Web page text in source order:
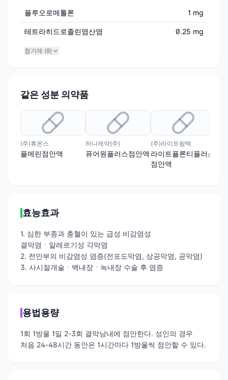
플루오로메톨론 1 mg
테트라히드로졸린염산염 0.25 mg
첨가제 (8)
같은 성분 의약품
(주)휴온스
플메린점안액
하나제약(주)
퓨어원플러스점안액
(주)라이트팜텍
라이트플론티플러스
점안액
효능효과
1. 심한 부종과 충혈이 있는 급성 비감염성
결막염ㆍ알레르기성 각막염
2. 전안부의 비감염성 염증(전포도막염, 상공막염, 공막염)
3. 사시절개술ㆍ백내장ㆍ녹내장 수술 후 염증
용법용량
1회 1방울 1일 2-3회 결막낭내에 점안한다. 성인의 경우
처음 24-48시간 동안은 1시간마다 1방울씩 점안할 수 있다.